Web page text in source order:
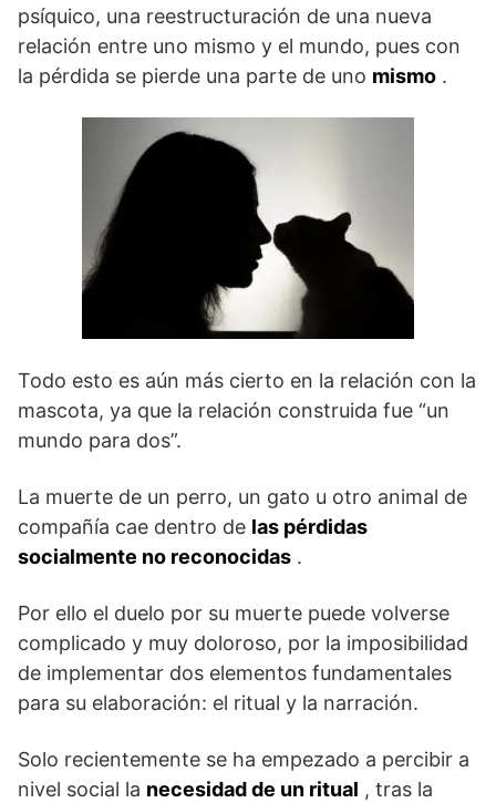
psíquico, una reestructuración de una nueva
relación entre uno mismo y el mundo, pues con
la pérdida se pierde una parte de uno mismo .
Todo esto es aún más cierto en la relación con la
mascota, ya que la relación construida fue “un
mundo para dos”.
La muerte de un perro, un gato u otro animal de
compañía cae dentro de las pérdidas
socialmente no reconocidas .
Por ello el duelo por su muerte puede volverse
complicado y muy doloroso, por la imposibilidad
de implementar dos elementos fundamentales
para su elaboración: el ritual y la narración.
Solo recientemente se ha empezado a percibir a
nivel social la necesidad de un ritual , tras la